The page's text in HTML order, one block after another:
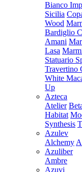
Bianco
Sicilia
Wood
Bardiglio
Amani
Lasa
Statuario
Travertino
White
Up
Azteca
Atelier
Habitat
Synthesis
Azulev
Alchemy
Azuliber
Ambre
Azuvi